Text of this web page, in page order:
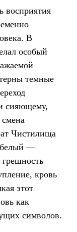
восприятия
В
особый
темные
сияющему,
Чистилища
белый —
кровь
этот
как
символов.